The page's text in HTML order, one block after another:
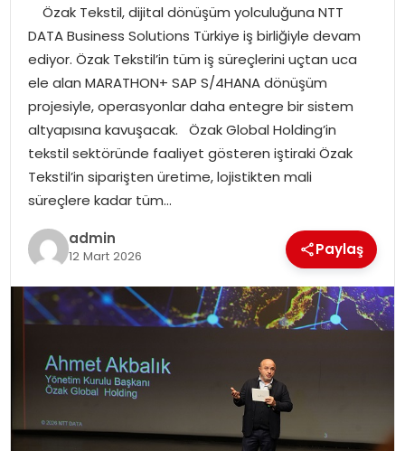
SPOR
EKONOMI
MAGAZIN
DÜNYA
OTOMOBIL
Özak Tekstil, dijital dönüşüm yolculuğuna NTT
DATA Business Solutions Türkiye iş birliğiyle devam
ediyor. Özak Tekstil’in tüm iş süreçlerini uçtan uca
ele alan MARATHON+ SAP S/4HANA dönüşüm
projesiyle, operasyonlar daha entegre bir sistem
altyapısına kavuşacak. Özak Global Holding’in
tekstil sektöründe faaliyet gösteren iştiraki Özak
Tekstil’in siparişten üretime, lojistikten mali
süreçlere kadar tüm…
admin
12 Mart 2026 Paylaş